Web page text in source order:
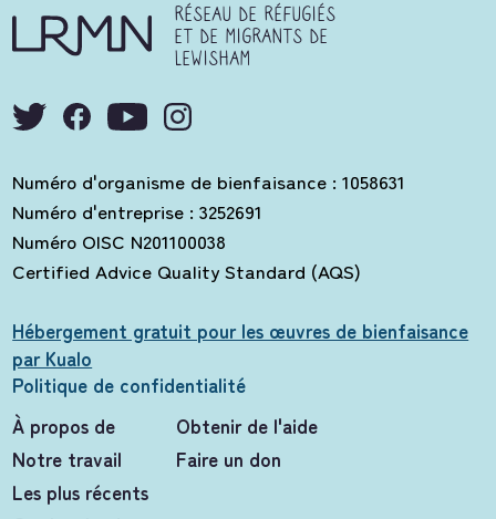
RÉSEAU DE RÉFUGIÉS
ET DE MIGRANTS DE
LEWISHAM
Numéro d'organisme de bienfaisance : 1058631
Numéro d'entreprise : 3252691
Numéro OISC N201100038
Certified Advice Quality Standard (AQS)
Hébergement gratuit pour les œuvres de bienfaisance
par Kualo
Politique de confidentialité
À propos de
Notre travail
Les plus récents
Obtenir de l'aide
Faire un don